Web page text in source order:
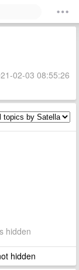
02-03 08:55:26
hidden
hidden